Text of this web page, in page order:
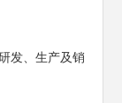
发、生产及销